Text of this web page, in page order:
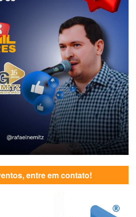
entre em contato!